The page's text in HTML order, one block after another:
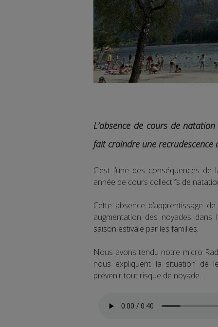
L’absence de cours de
fait craindre une recrudescence
C’est l’une des conséquences
année de cours collectifs de
Cette absence d’apprentissage
augmentation des noyades
saison estivale par les familles.
Nous avons tendu notre micro
nous expliquent la situation de
prévenir tout risque de noyade.